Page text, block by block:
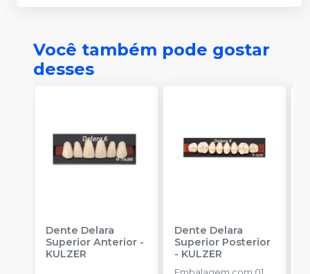
Você também pode gostar
desses
Dente Delara
Superior Anterior -
KULZER
Dente Delara
Superior Posterior
- KULZER